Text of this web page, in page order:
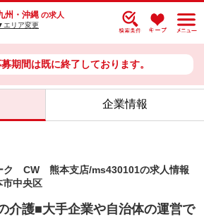
州・沖縄 の求人
エリア変更
期間は既に終了しております。
企業情報
ク CW 熊本支店/ms430101の求人情報
市中央区
介護■大手企業や自治体の運営で